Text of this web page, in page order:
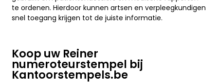
te ordenen. Hierdoor kunnen artsen en verpleegkundigen
snel toegang krijgen tot de juiste informatie.
Koop uw Reiner
numeroteurstempel bij
Kantoorstempels.be